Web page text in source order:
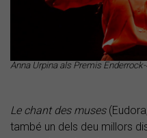
Anna Urpina als Premis
Le chant des muses
també un dels deu millors